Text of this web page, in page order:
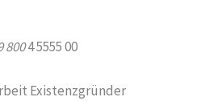
8004 5555 00
Existenzgründer